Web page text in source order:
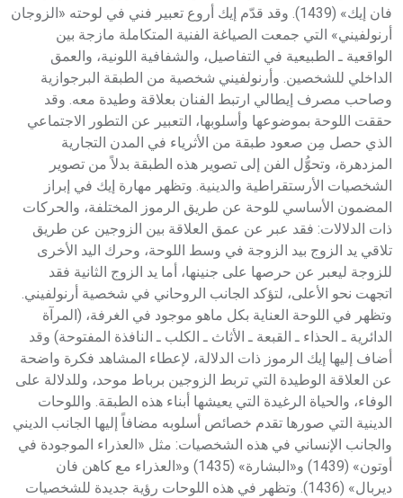
فان إيك» (1439). وقد قدّم إيك أروع تعبير فني في لوحته «الزوجان
أرنولفيني» التي جمعت الصياغة الفنية المتكاملة مازجة بين
الواقعية ـ الطبيعية في التفاصيل، والشفافية اللونية، والعمق
الداخلي للشخصين. وأرنولفيني شخصية من الطبقة البرجوازية
وصاحب مصرف إيطالي ارتبط الفنان بعلاقة وطيدة معه. وقد
حققت اللوحة بموضوعها وأسلوبها، التعبير عن التطور الاجتماعي
الذي حصل مِن صعود طبقة من الأثرياء في المدن التجارية
المزدهرة، وتحوُّل الفن إلى تصوير هذه الطبقة بدلاً من تصوير
الشخصيات الأرستقراطية والدينية. وتظهر مهارة إيك في إبراز
المضمون الأساسي للوحة عن طريق الرموز المختلفة، والحركات
ذات الدلالات: فقد عبر عن عمق العلاقة بين الزوجين عن طريق
تلاقي يد الزوج بيد الزوجة في وسط اللوحة، وحرك اليد الأخرى
للزوجة ليعبر عن حرصها على جنينها، أما يد الزوج الثانية فقد
اتجهت نحو الأعلى، لتؤكد الجانب الروحاني في شخصية أرنولفيني.
وتظهر في اللوحة العناية بكل ماهو موجود في الغرفة، (المرآة
الدائرية ـ الحذاء ـ القبعة ـ الأثاث ـ الكلب ـ النافذة المفتوحة) وقد
أضاف إليها إيك الرموز ذات الدلالة، لإعطاء المشاهد فكرة واضحة
عن العلاقة الوطيدة التي تربط الزوجين برباط موحد، وللدلالة على
الوفاء، والحياة الرغيدة التي يعيشها أبناء هذه الطبقة. واللوحات
الدينية التي صورها تقدم خصائص أسلوبه مضافاً إليها الجانب الديني
والجانب الإنساني في هذه الشخصيات: مثل «العذراء الموجودة في
أوتون» (1439) و«البشارة» (1435) و«العذراء مع كاهن فان
ديربال» (1436). وتظهر في هذه اللوحات رؤية جديدة للشخصيات